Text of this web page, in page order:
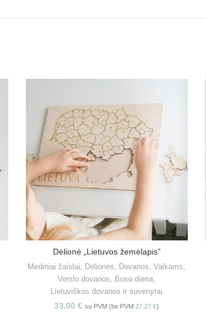
Į KREPŠELĮ
Dėlionė „Lietuvos žemėlapis”
Mediniai žaislai, Dėlionės, Dovanos,Vaikams,
Verslo dovanos, Boso diena,
Lietuviškos dovanos ir suvenyrai
33.00€ su PVM (be PVM27.27€)